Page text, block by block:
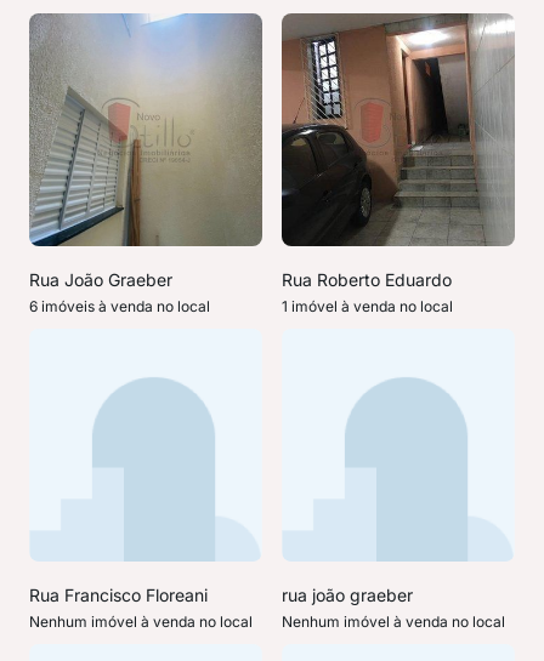
Rua João Graeber
6 imóveis à venda no local
Rua Roberto Eduardo
1 imóvel à venda no local
Rua Francisco Floreani
Nenhum imóvel à venda no local
rua joão graeber
Nenhum imóvel à venda no local